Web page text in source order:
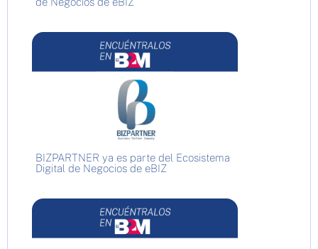
BIZPARTNER ya es parte del Ecosistema
Digital de Negocios de eBIZ